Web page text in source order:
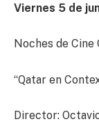
Viernes 5 de
Noches de Cine
“Qatar en
Director: